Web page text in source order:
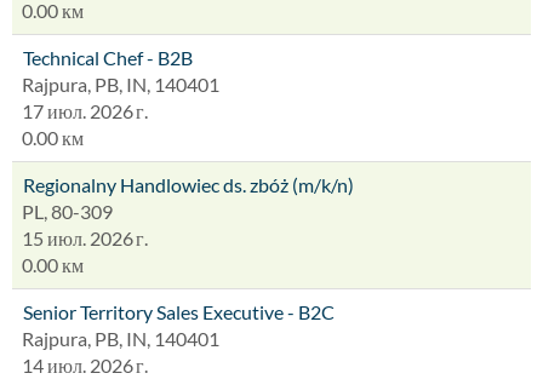
0.00 км
Technical Chef - B2B
Rajpura, PB, IN, 140401
17 июл. 2026 г.
0.00 км
Regionalny Handlowiec ds. zbóż (m/k/n)
PL, 80-309
15 июл. 2026 г.
0.00 км
Senior Territory Sales Executive - B2C
Rajpura, PB, IN, 140401
14 июл. 2026 г.